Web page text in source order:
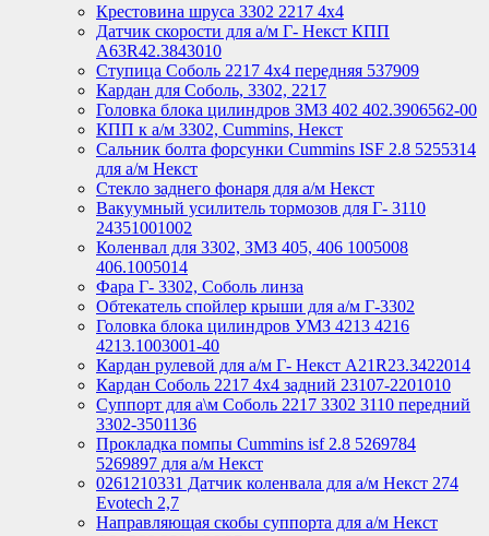
Крестовина шруса 3302 2217 4х4
Датчик скорости для а/м Г- Некст КПП
А63R42.3843010
Ступица Соболь 2217 4х4 передняя 537909
Кардан для Соболь, 3302, 2217
Головка блока цилиндров ЗМЗ 402 402.3906562-00
КПП к а/м 3302, Cummins, Некст
Сальник болта форсунки Cummins ISF 2.8 5255314
для а/м Некст
Стекло заднего фонаря для а/м Некст
Вакуумный усилитель тормозов для Г- 3110
24351001002
Коленвал для 3302, ЗМЗ 405, 406 1005008
406.1005014
Фара Г- 3302, Соболь линза
Обтекатель спойлер крыши для а/м Г-3302
Головка блока цилиндров УМЗ 4213 4216
4213.1003001-40
Кардан рулевой для а/м Г- Некст А21R23.3422014
Кардан Соболь 2217 4х4 задний 23107-2201010
Суппорт для а\м Соболь 2217 3302 3110 передний
3302-3501136
Прокладка помпы Cummins isf 2.8 5269784
5269897 для а/м Некст
0261210331 Датчик коленвала для а/м Некст 274
Evotech 2,7
Направляющая скобы суппорта для а/м Некст